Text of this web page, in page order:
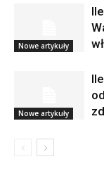
Nowe artykuły
Nowe artykuły